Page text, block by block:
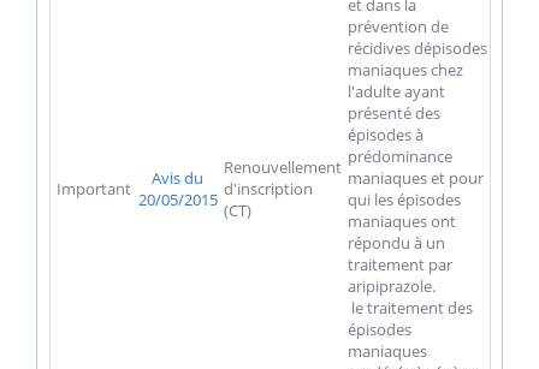
Important
Avis du
20/05/2015
Renouvellement
d'inscription
(CT)
et dans la
prévention de
récidives dépisodes
maniaques chez
l'adulte ayant
présenté des
épisodes à
prédominance
maniaques et pour
qui les épisodes
maniaques ont
répondu à un
traitement par
aripiprazole.
 le traitement des
épisodes
maniaques